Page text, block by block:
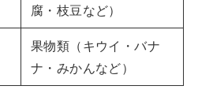
腐・枝豆など）
果物類（キウイ・バナ
ナ・みかんなど）